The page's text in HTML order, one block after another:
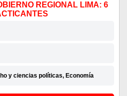
REGIONAL LIMA: 6
y ciencias políticas, Economía